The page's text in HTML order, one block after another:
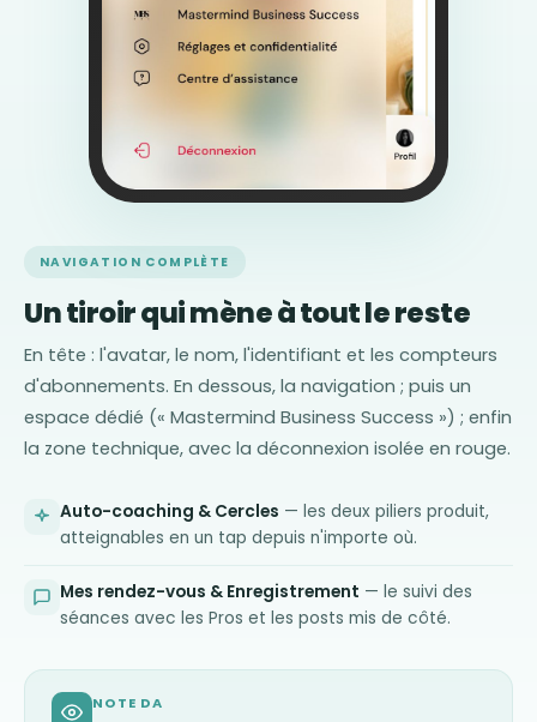
NAVIGATION COMPLÈTE
Un tiroir qui mène à tout le reste
En tête : l'avatar, le nom, l'identifiant et les compteurs
d'abonnements. En dessous, la navigation ; puis un
espace dédié (« Mastermind Business Success ») ; enfin
la zone technique, avec la déconnexion isolée en rouge.
Auto-coaching & Cercles — les deux piliers produit,
atteignables en un tap depuis n'importe où.
Mes rendez-vous & Enregistrement — le suivi des
séances avec les Pros et les posts mis de côté.
NOTE DA